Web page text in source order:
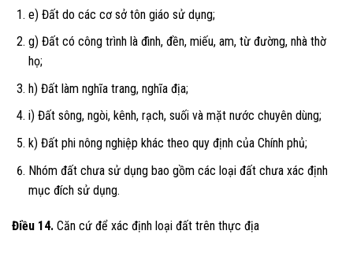
e) Đất do các cơ sở tôn giáo sử dụng;
g) Đất có công trình là đình, đền, miếu, am, từ đường, nhà thờ
họ;
h) Đất làm nghĩa trang, nghĩa địa;
i) Đất sông, ngòi, kênh, rạch, suối và mặt nước chuyên dùng;
k) Đất phi nông nghiệp khác theo quy định của Chính phủ;
Nhóm đất chưa sử dụng bao gồm các loại đất chưa xác định
mục đích sử dụng.
Điều 14. Căn cứ để xác định loại đất trên thực địa